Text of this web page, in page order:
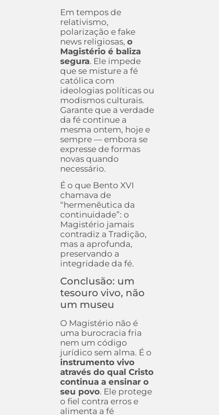
Em tempos de
relativismo,
polarização e fake
news religiosas,o
Magistério é baliza
segura. Ele impede
que se misture a fé
católica com
ideologias políticas ou
modismos culturais.
Garante que a verdade
da fé continue a
mesma ontem, hoje e
sempre — embora se
expresse de formas
novas quando
necessário.
É o que Bento XVI
chamava de
“hermenêutica da
continuidade”: o
Magistério jamais
contradiz a Tradição,
mas a aprofunda,
preservando a
integridade da fé.
Conclusão: um
tesouro vivo, não
um museu
O Magistério não é
uma burocracia fria
nem um código
jurídico sem alma. É o
instrumento vivo
através do qual Cristo
continua a ensinar o
seu povo. Ele protege
o fiel contra erros e
alimenta a fé